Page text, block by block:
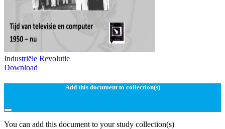
Industriële Revolutie
Download
Add this document to collection(s)
You can add this document to your study collection(s)